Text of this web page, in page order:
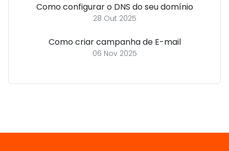
Como configurar o DNS do seu domínio
28 Out 2025
Como criar campanha de E-mail
06 Nov 2025